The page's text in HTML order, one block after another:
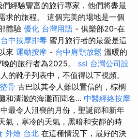
們經驗豐富的旅行專家，他們將盡最
求的旅程。 這個完美的場地是一個
體驗 優化 台灣用語 - 俱樂部20-在
台中按摩排毒 蜜月旅行者的最愛是這
來 運動按摩 - 台中肩頸放鬆 溫暖的
的旅行者為2025。 ssl 台灣公司設
的靴子列表中，不值得以下視頻。
骨 古巴以其令人難以置信的，棕櫚
和清澈的海灘而聞名... 中醫經絡按摩
最令人沮喪的月份，聖誕節和新年
氣，寒冷的天氣，黑暗和安靜的時
外燴 台北 在這種情況下，最好的決